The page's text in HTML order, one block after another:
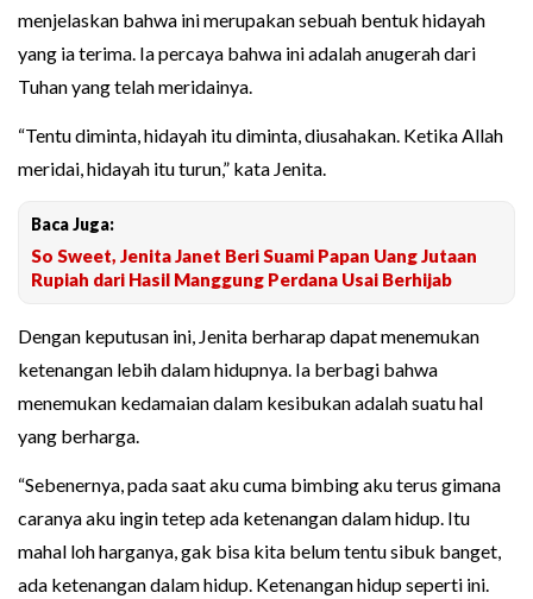
menjelaskan bahwa ini merupakan sebuah bentuk hidayah
yang ia terima. Ia percaya bahwa ini adalah anugerah dari
Tuhan yang telah meridainya.
“Tentu diminta, hidayah itu diminta, diusahakan. Ketika Allah
meridai, hidayah itu turun,” kata Jenita.
Baca Juga:
So Sweet, Jenita Janet Beri Suami Papan Uang Jutaan
Rupiah dari Hasil Manggung Perdana Usai Berhijab
Dengan keputusan ini, Jenita berharap dapat menemukan
ketenangan lebih dalam hidupnya. Ia berbagi bahwa
menemukan kedamaian dalam kesibukan adalah suatu hal
yang berharga.
“Sebenernya, pada saat aku cuma bimbing aku terus gimana
caranya aku ingin tetep ada ketenangan dalam hidup. Itu
mahal loh harganya, gak bisa kita belum tentu sibuk banget,
ada ketenangan dalam hidup. Ketenangan hidup seperti ini.